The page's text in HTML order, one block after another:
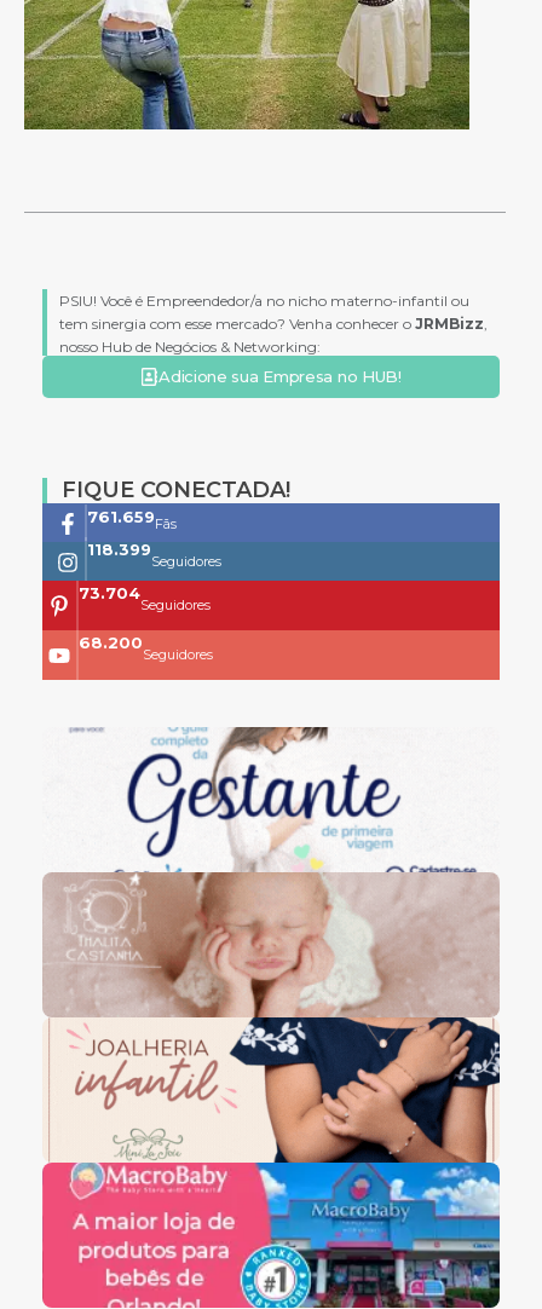
PSIU! Você é Empreendedor/a no nicho materno-infantil ou
tem sinergia com esse mercado? Venha conhecer o JRMBizz
nosso Hub de Negócios & Networking:
Adicione sua Empresa no HUB!
FIQUE CONECTADA!
761.659Fãs
118.399
Seguidores
73.704
Seguidores
68.200
Seguidores